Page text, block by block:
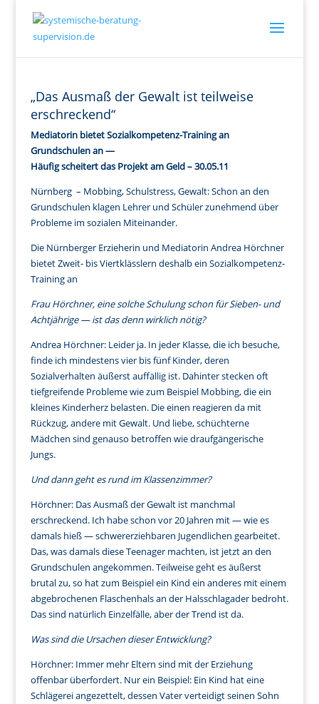
„Das Ausmaß der Gewalt ist teilweise
erschreckend“
Mediatorin bietet Sozialkompetenz-Training an
Grundschulen an —
Häufig scheitert das Projekt am Geld – 30.05.11
Nürnberg – Mobbing, Schulstress, Gewalt: Schon an den
Grundschulen klagen Lehrer und Schüler zunehmend über
Probleme im sozialen Miteinander.
Die Nürnberger Erzieherin und Mediatorin Andrea Hörchner
bietet Zweit- bis Viertklässlern deshalb ein Sozialkompetenz-
Training an
Frau Hörchner, eine solche Schulung schon für Sieben- und
Achtjährige — ist das denn wirklich nötig?
Andrea Hörchner: Leider ja. In jeder Klasse, die ich besuche,
finde ich mindestens vier bis fünf Kinder, deren
Sozialverhalten äußerst auffällig ist. Dahinter stecken oft
tiefgreifende Probleme wie zum Beispiel Mobbing, die ein
kleines Kinderherz belasten. Die einen reagieren da mit
Rückzug, andere mit Gewalt. Und liebe, schüchterne
Mädchen sind genauso betroffen wie draufgängerische
Jungs.
Und dann geht es rund im Klassenzimmer?
Hörchner: Das Ausmaß der Gewalt ist manchmal
erschreckend. Ich habe schon vor 20 Jahren mit — wie es
damals hieß — schwererziehbaren Jugendlichen gearbeitet.
Das, was damals diese Teenager machten, ist jetzt an den
Grundschulen angekommen. Teilweise geht es äußerst
brutal zu, so hat zum Beispiel ein Kind ein anderes mit einem
abgebrochenen Flaschenhals an der Halsschlagader bedroht.
Das sind natürlich Einzelfälle, aber der Trend ist da.
Was sind die Ursachen dieser Entwicklung?
Hörchner: Immer mehr Eltern sind mit der Erziehung
offenbar überfordert. Nur ein Beispiel: Ein Kind hat eine
Schlägerei angezettelt, dessen Vater verteidigt seinen Sohn